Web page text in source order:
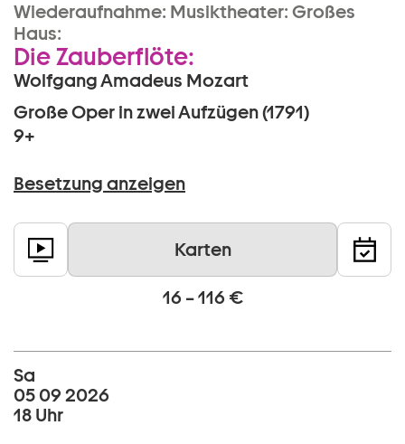
Wiederaufnahme: Musiktheater: Großes
Haus:
Die Zauberflöte:
Wolfgang Amadeus Mozart
Große Oper in zwei Aufzügen (1791)
9+
Besetzung anzeigen
Karten
16 – 116 €
Sa
05 09 2026
18 Uhr